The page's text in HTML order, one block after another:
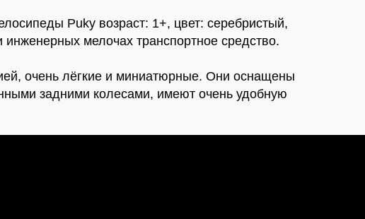
Puky возраст: 1+, цвет: серебристый,
мелочах транспортное средство.
очень лёгкие и миниатюрные. Они оснащены
задними колесами, имеют очень удобную